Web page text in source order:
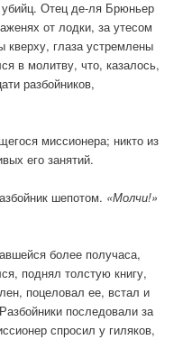
Отец де-ля Брюньер
от лодки, за утесом
кверху, глаза устремлены
в молитву, что, казалось,
разбойников,
миссионера; никто из
его занятий.
шепотом. «Молчи!»
более получаса,
поднял толстую книгу,
поцеловал ее, встал и
последовали за
спросил у гиляков,